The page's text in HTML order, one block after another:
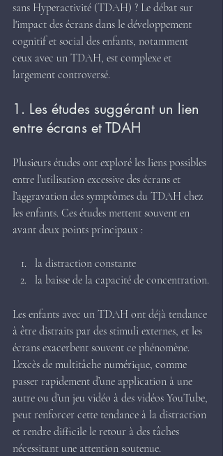
sans Hyperactivité (TDAH) ? Le débat sur
l'impact des écrans dans le développement
cognitif et social des enfants, notamment
ceux avec un TDAH, est complexe et
largement controversé.
1. Les études suggérant un lien
entre écrans et TDAH
Plusieurs études ont exploré les liens possibles
entre l’utilisation excessive des écrans et
l’aggravation des symptômes du TDAH chez
les enfants. Ces études mettent souvent en
avant deux points principaux :
la distraction constante
la baisse de la capacité de concentration.
Les enfants avec un TDAH ont déjà tendance
à être distraits par des stimuli externes, et les
écrans exacerbent souvent ce phénomène.
L’excès de multitâche numérique, comme
passer rapidement d’une application à une
autre ou d’un jeu vidéo à des vidéos YouTube,
peut renforcer cette tendance à la distraction
et rendre difficile le retour à des tâches
nécessitant une attention soutenue.